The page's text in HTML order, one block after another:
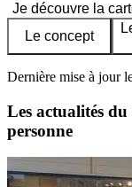
Je découvre la
Le concept
Dernière mise à jour
Les actualités
personne